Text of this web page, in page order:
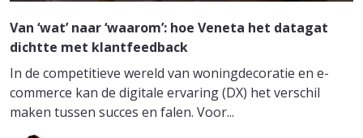
Van ‘wat’ naar ‘waarom’: hoe Veneta het datagat
dichtte met klantfeedback
In de competitieve wereld van woningdecoratie en e-
commerce kan de digitale ervaring (DX) het verschil
maken tussen succes en falen. Voor...